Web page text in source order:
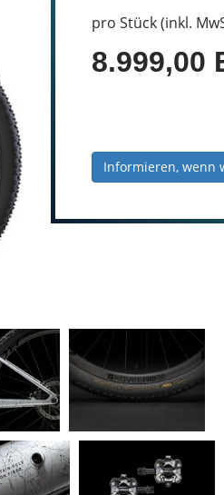
pro Stück (inkl.
8.999,00
Informieren, wenn